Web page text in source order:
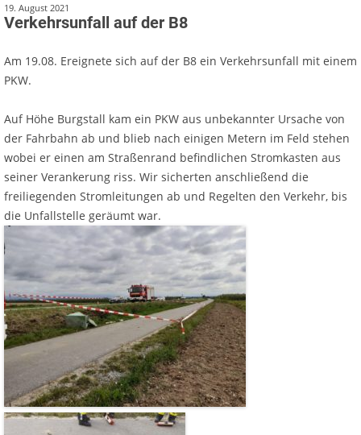
19. August 2021
Verkehrsunfall auf der B8
Am 19.08. Ereignete sich auf der B8 ein Verkehrsunfall mit einem
PKW.
Auf Höhe Burgstall kam ein PKW aus unbekannter Ursache von
der Fahrbahn ab und blieb nach einigen Metern im Feld stehen
wobei er einen am Straßenrand befindlichen Stromkasten aus
seiner Verankerung riss. Wir sicherten anschließend die
freiliegenden Stromleitungen ab und Regelten den Verkehr, bis
die Unfallstelle geräumt war.